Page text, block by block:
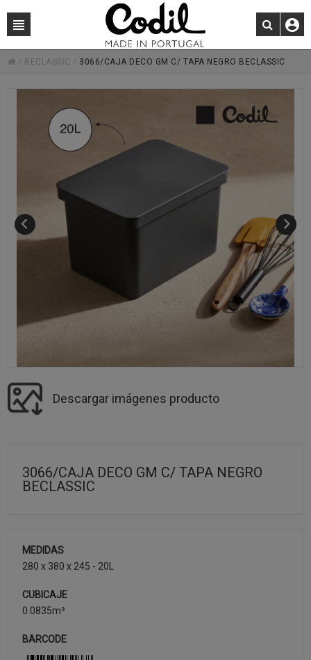
/ BECLASSIC / 3066/CAJA DECO GM C/ TAPA NEGRO BECLASSIC
Descargar imágenes producto
3066/CAJA DECO GM C/ TAPA NEGRO
BECLASSIC
MEDIDAS
280 x 380 x 245 - 20L
CUBICAJE
0.0835m³
BARCODE